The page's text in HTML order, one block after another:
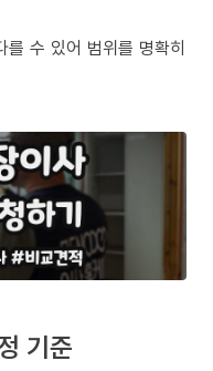
를 수 있어 범위를 명확히
기준